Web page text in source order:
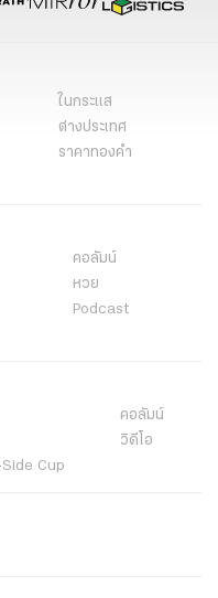
ในกระแส
ต่างประเทศ
ราคาทองคำ
คอลัมน์
หวย
Podcast
คอลัมน์
วิดีโอ
Cup